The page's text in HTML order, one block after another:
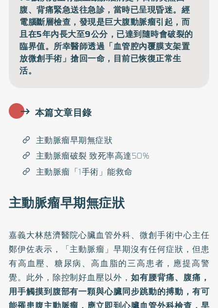
腹、背痛緊急送往急診，當時已呈現昏迷。經
電腦斷層檢查，發現是巨大腹動脈瘤引起，而
且在5年內長大至9公分，已達到隨時會破裂的
臨界值。所幸醫師透過「血管腔內覆膜支架置
放微創手術」搶回一命，目前已恢復正常生
活。
本篇文章目錄
主動脈瘤早期無症狀
主動脈瘤破裂 致死率高達50%
主動脈瘤「1手術」能救命
主動脈瘤早期無症狀
嘉義大林慈濟醫院心臟血管外科、微創手術中心主任
鄭伊佐表示，「主動脈瘤」早期沒有任何症狀，但患
有高血壓、糖尿病、高血脂的三高患者，應提高警
覺。此外，除控制好血壓以外，如有腰背痛、腹痛，
用手觸摸到腹部有一顆與心臟同步跳動的搏動，有可